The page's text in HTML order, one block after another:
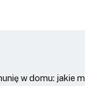
w domu: jakie